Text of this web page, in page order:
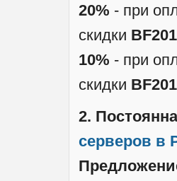
20% - при
скидки
10% - при
скидки
2.
серверов в